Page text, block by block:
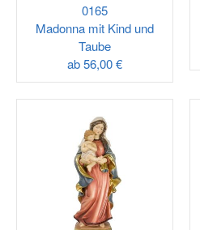
0165
Madonna mit Kind und
Taube
ab56,00 €